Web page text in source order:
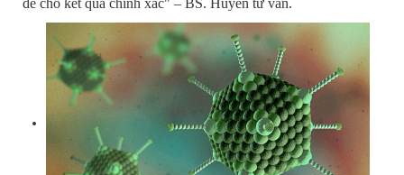
để cho kết quả chính xác" – BS. Huyền tư vấn.